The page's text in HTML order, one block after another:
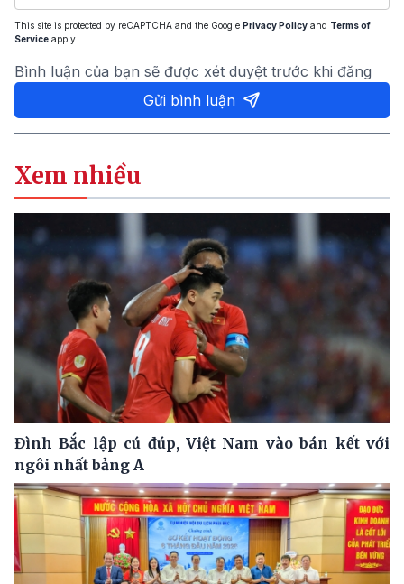
This site is protected by reCAPTCHA and the Google Privacy Policy and Terms of
Service apply.
Bình luận của bạn sẽ được xét duyệt trước khi đăng
Gửi bình luận
Xem nhiều
Đình Bắc lập cú đúp, Việt Nam vào bán kết với
ngôi nhất bảng A